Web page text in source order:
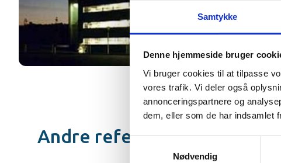
Samtykke
Denne hjemmeside bruger
Vi bruger cookies til at tilpasse
vores trafik. Vi deler også
annonceringspartnere og
dem, eller som de har indsamlet
Samtykkevalg
Nødvendig
Andre referencer